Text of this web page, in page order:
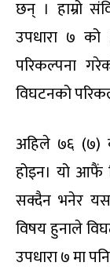
छन् । हाम्रो
उपधारा ७ को
परिकल्पना
विघटनको
अहिले ७६ (७)
होइन। यो आफैं
सक्दैन भनेर
विषय हुनाले
उपधारा ७ मा